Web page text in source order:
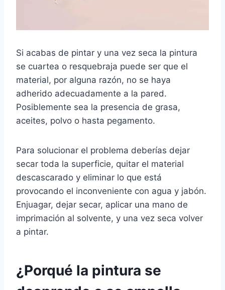
Si acabas de pintar y una vez seca la pintura
se cuartea o resquebraja puede ser que el
material, por alguna razón, no se haya
adherido adecuadamente a la pared.
Posiblemente sea la presencia de grasa,
aceites, polvo o hasta pegamento.
Para solucionar el problema deberías dejar
secar toda la superficie, quitar el material
descascarado y eliminar lo que está
provocando el inconveniente con agua y jabón.
Enjuagar, dejar secar, aplicar una mano de
imprimación al solvente, y una vez seca volver
a pintar.
¿Porqué la pintura se